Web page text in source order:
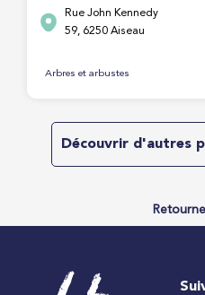
Rue John Kennedy
59, 6250 Aiseau
Arbres et arbustes
Découvrir d'autres